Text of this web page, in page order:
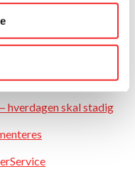
hverdagen skal stadig